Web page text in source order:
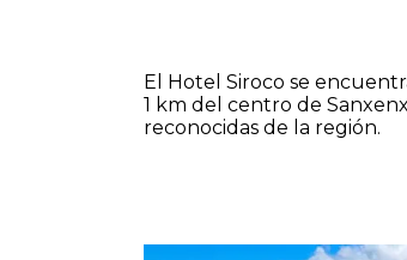
El Hotel Siroco se
1 km del centro de
reconocidas de la región.​